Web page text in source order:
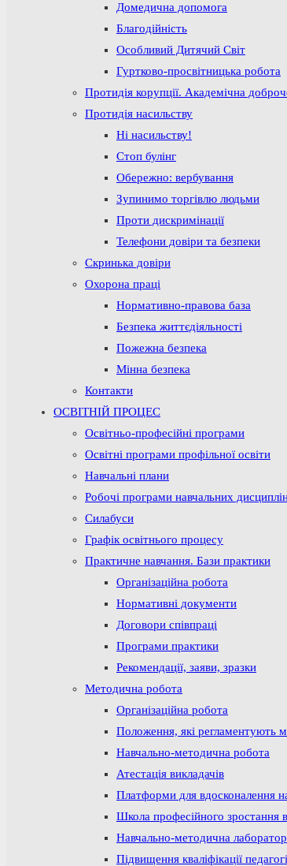
Домедична допомога
Благодійність
Особливий Дитячий Світ
Гуртково-просвітницька робота
Протидія корупції. Академічна
Протидія насильству
Ні насильству!
Стоп булінг
Обережно: вербування
Зупинимо торгівлю людьми
Проти дискримінації
Телефони довіри та безпеки
Скринька довіри
Охорона праці
Нормативно-правова база
Безпека життєдіяльності
Пожежна безпека
Мінна безпека
Контакти
ОСВІТНІЙ ПРОЦЕС
Освітньо-професійні програми
Освітні програми профільної освіти
Навчальні плани
Робочі програми навчальних
Силабуси
Графік освітнього процесу
Практичне навчання. Бази практики
Організаційна робота
Нормативні документи
Договори співпраці
Програми практики
Рекомендації, заяви, зразки
Методична робота
Організаційна робота
Положення, які регламентують
Навчально-методична робота
Атестація викладачів
Платформи для вдосконалення
Школа професійного зростання
Навчально-методична
Підвищення кваліфікації